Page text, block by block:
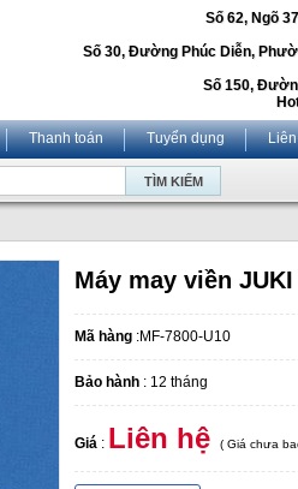
Số 62, Ngõ
Số 30, Đường Phúc Diễn,
Số 150,
Thanh toán Tuyển dụng
Máy may viền JUKI
Mã hàng :MF-7800-U10
Bảo hành : 12 tháng
Giá : Liên hệ ( Giá chưa